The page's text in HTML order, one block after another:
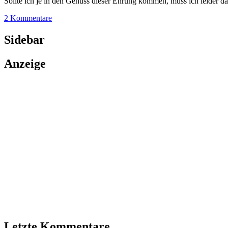
2 Kommentare
Sidebar
Anzeige